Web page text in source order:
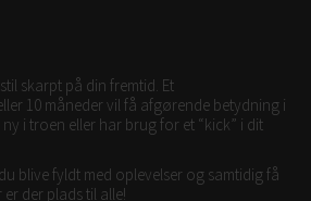
skarpt på din fremtid. Et
10 måneder vil få afgørende betydning i
i troen eller har brug for et “kick” i dit
blive fyldt med oplevelser og samtidig få
er der plads til alle!